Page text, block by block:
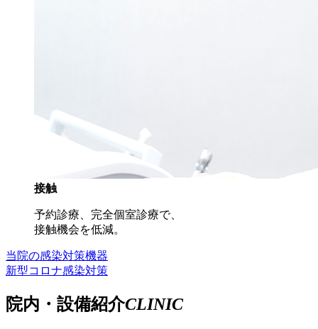
接触
予約診療、完全個室診療で、
接触機会を低減。
当院の感染対策機器
新型コロナ感染対策
院内・設備紹介CLINIC